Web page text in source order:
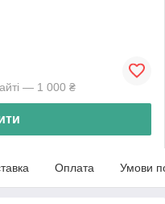
— 1 000 ₴
Оплата Умови